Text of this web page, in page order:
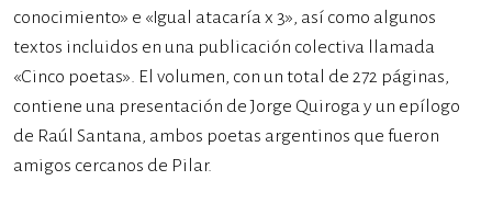
conocimiento» e «Igual atacaría x 3», así como algunos
textos incluidos en una publicación colectiva llamada
«Cinco poetas». El volumen, con un total de 272 páginas,
contiene una presentación de Jorge Quiroga y un epílogo
de Raúl Santana, ambos poetas argentinos que fueron
amigos cercanos de Pilar.